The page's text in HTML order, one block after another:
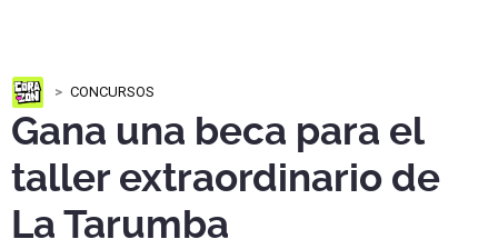
CONCURSOS
Gana una beca para el
taller extraordinario de
La Tarumba